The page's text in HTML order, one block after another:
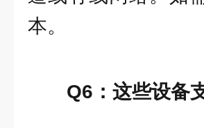
本。
Q6：这些设备